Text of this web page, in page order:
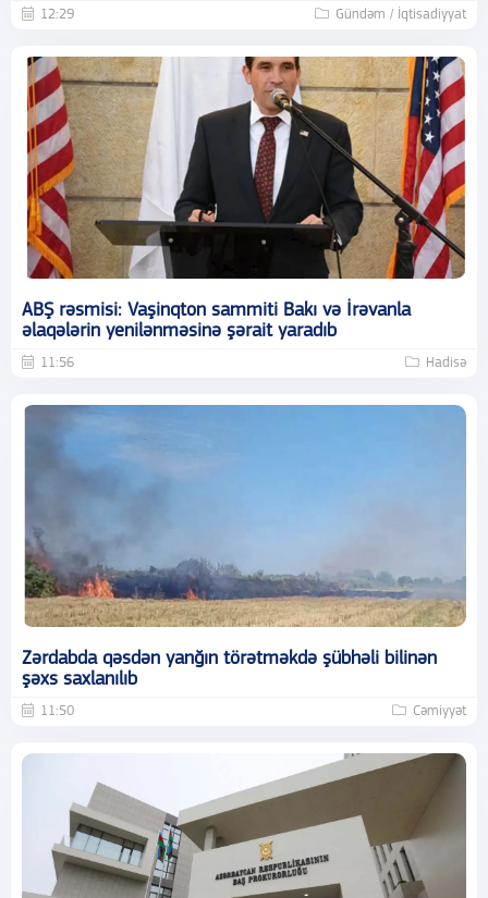
12:29 Gündəm / İqtisadiyyat
ABŞ rəsmisi: Vaşinqton sammiti Bakı və İrəvanla
əlaqələrin yenilənməsinə şərait yaradıb
11:56 Hadisə
Zərdabda qəsdən yanğın törətməkdə şübhəli bilinən
şəxs saxlanılıb
11:50 Cəmiyyət